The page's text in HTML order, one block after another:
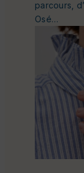
parcours,
Osé…